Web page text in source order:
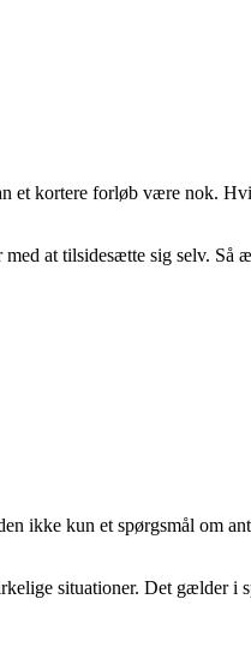
et kortere forløb være nok.
at tilsidesætte sig selv. Så
ikke kun et spørgsmål om
situationer. Det gælder i